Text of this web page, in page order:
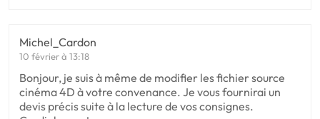
Michel_Cardon
10 février à 13:18
Bonjour, je suis à même de modifier les fichier source
cinéma 4D à votre convenance. Je vous fournirai un
devis précis suite à la lecture de vos consignes.